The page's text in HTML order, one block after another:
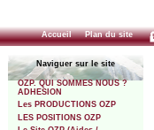
Accueil Plan du site
Naviguer sur le site
OZP. QUI SOMMES NOUS ?
ADHESION
Les PRODUCTIONS OZP
LES POSITIONS OZP